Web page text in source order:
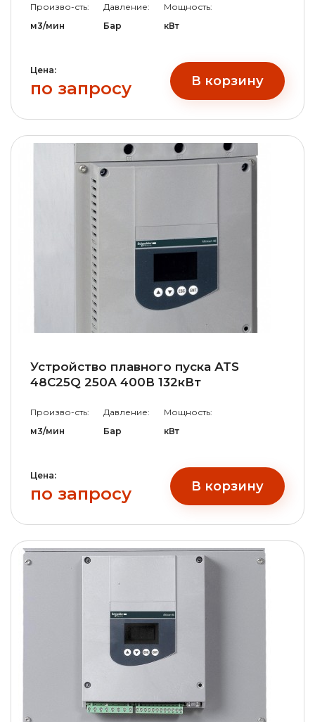
Произво-сть:
м3/мин
Давление:
Бар
Мощность:
кВт
Цена:
по запросу В корзину
Устройство плавного пуска АТS
48С25Q 250А 400В 132кВт
Произво-сть:
м3/мин
Давление:
Бар
Мощность:
кВт
Цена:
по запросу В корзину